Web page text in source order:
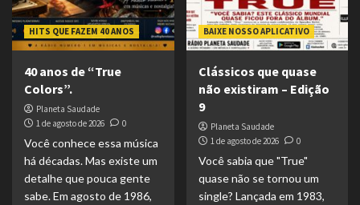
HITS QUE FAZEM 40 ANOS
40 anos de “True
Colors”.
Planeta Saudade
1 de agosto de 2026
0
Você conhece essa música
há décadas. Mas existe um
detalhe que pouca gente
sabe. Em agosto de 1986,
BAIXE NOSSO APLICATIVO
Clássicos que quase
não existiram – Edição
9
Planeta Saudade
1 de agosto de 2026
0
Você sabia que "True"
quase não se tornou um
single? Lançada em 1983,